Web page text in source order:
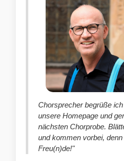
Chorsprecher begrüße
unsere Homepage und
nächsten Chorprobe.
und kommen vorbei,
Freu(n)de!"